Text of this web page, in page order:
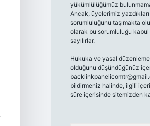
yükümlülüğümüz
Ancak, üyelerimiz
sorumluluğunu taşımakta
olarak bu sorumluluğu
sayılırlar.
Hukuka ve yasal
olduğunu düşündüğünüz
bildirmeniz halinde, ilgili
süre içerisinde sitemizden